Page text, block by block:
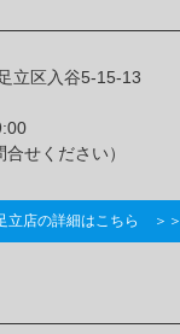
区入谷5-15-13
せください）
立店の詳細はこちら ＞＞